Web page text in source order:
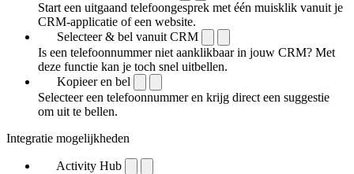
Start een uitgaand telefoongesprek met één muisklik vanuit je
CRM-applicatie of een website.
Selecteer & bel vanuit CRM
Is een telefoonnummer niet aanklikbaar in jouw CRM? Met
deze functie kan je toch snel uitbellen.
Kopieer en bel
Selecteer een telefoonnummer en krijg direct een suggestie
om uit te bellen.
Integratie mogelijkheden
Activity Hub